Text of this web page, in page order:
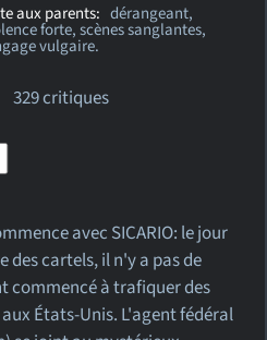
aux parents: dérangeant,
forte, scènes sanglantes,
vulgaire.
329 critiques
avec SICARIO: le jour
des cartels, il n'y a pas de
commencé à trafiquer des
États-Unis. L'agent fédéral